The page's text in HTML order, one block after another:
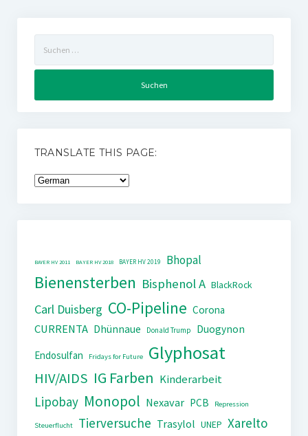
nach:
TRANSLATE THIS PAGE:
BAYER HV 2011 BAYER HV 2018 BAYER HV 2019 Bhopal
Bienensterben Bisphenol A BlackRock
Carl Duisberg CO-Pipeline Corona
CURRENTA Dhünnaue Donald Trump
Duogynon
Endosulfan
Fridays for Future Glyphosat
HIV/AIDS IG Farben Kinderarbeit
Lipobay Monopol Nexavar PCB Repression
Steuerflucht Tierversuche Trasylol UNEP Xarelto